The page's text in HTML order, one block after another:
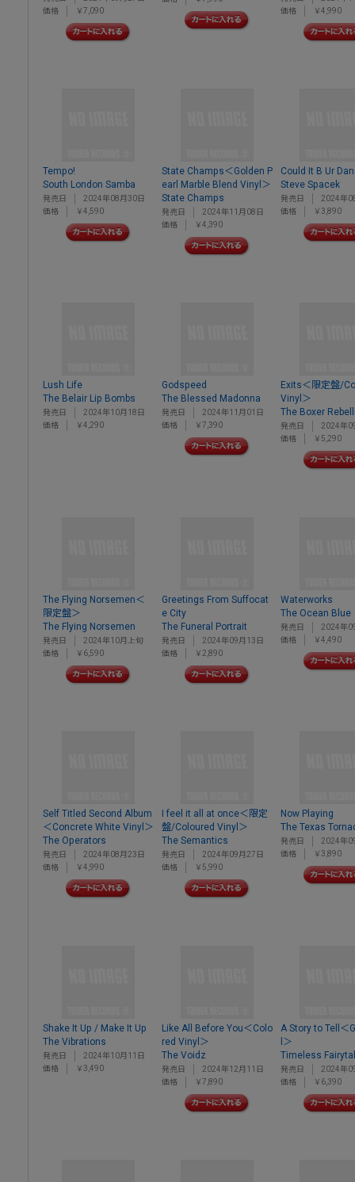
価格
￥7,090
価格
￥4,990
Tempo!
South London Samba
発売日
2024年08月30日
価格
￥4,590
State Champs＜Golden P
earl Marble Blend Vinyl＞
State Champs
発売日
2024年11月08日
価格
￥4,390
Could It B Ur
Steve Spacek
発売日
2024年
価格
￥3,890
Lush Life
The Belair Lip Bombs
発売日
2024年10月18日
価格
￥4,290
Godspeed
The Blessed Madonna
発売日
2024年11月01日
価格
￥7,390
Exits＜限定盤/
Vinyl＞
The Boxer
発売日
2024年
価格
￥5,290
The Flying Norsemen＜
限定盤＞
The Flying Norsemen
発売日
2024年10月上旬
価格
￥6,590
Greetings From Suffocat
e City
The Funeral Portrait
発売日
2024年09月13日
価格
￥2,890
Waterworks
The Ocean Blue
発売日
2024年
価格
￥4,490
Self Titled Second Album
＜Concrete White Vinyl＞
The Operators
発売日
2024年08月23日
価格
￥4,990
I feel it all at once＜限定
盤/Coloured Vinyl＞
The Semantics
発売日
2024年09月27日
価格
￥5,990
Now Playing
The Texas
発売日
2024年
価格
￥3,890
Shake It Up / Make It Up
The Vibrations
発売日
2024年10月11日
価格
￥3,490
Like All Before You＜Colo
red Vinyl＞
The Voidz
発売日
2024年12月11日
価格
￥7,890
A Story to Tell＜
l＞
Timeless
発売日
2024年
価格
￥6,390